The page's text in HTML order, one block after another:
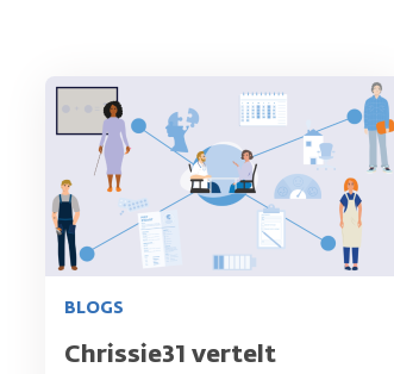
Afbeelding
BLOGS
Titel
Chrissie31 vertelt